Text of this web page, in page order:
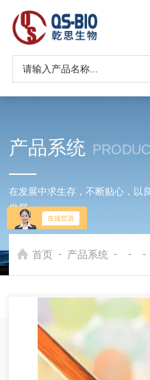
产品系统
在发展中求生存，不断贴心，以
发展
首页 - 产品系统 - - -